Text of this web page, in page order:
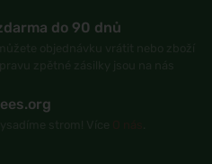
do 90 dnů